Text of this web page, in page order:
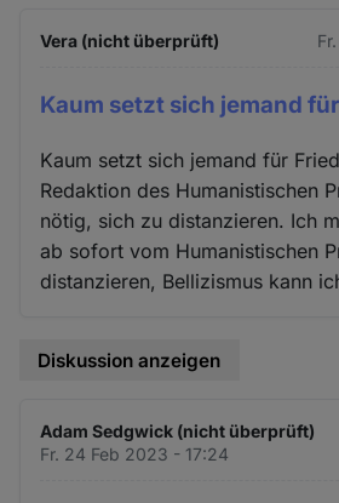
Vera (nicht überprüft)
Kaum setzt sich jemand für
Kaum setzt sich jemand für
Redaktion des Humanistischen
nötig, sich zu distanzieren. Ich
ab sofort vom Humanistischen
distanzieren, Bellizismus kann
Diskussion anzeigen
Adam Sedgwick (nicht überprüft)
Fr. 24 Feb 2023 - 17:24